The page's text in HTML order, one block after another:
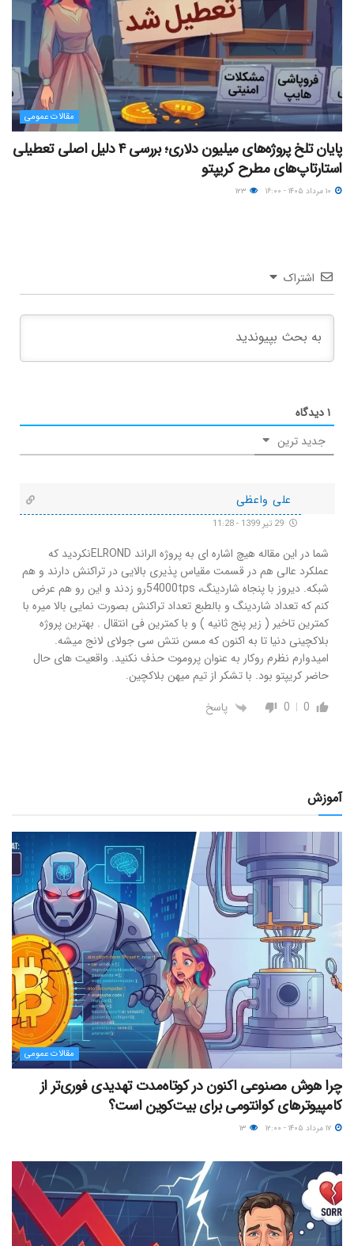
مقالات عمومی
پایان تلخ پروژه‌های میلیون دلاری؛ بررسی ۴ دلیل اصلی تعطیلی
استارتاپ‌های مطرح کریپتو
اشتراک
۱دیدگاه
جدید ترین
علی واعظی
شما در این مقاله هیچ اشاره ای به پروژه الراند ELRONDنکردید که
عملکرد عالی هم در قسمت مقیاس پذیری بالایی در تراکنش دارند و هم
شبکه. دیروز با پنجاه شاردینگ، 54000tpsرو زدند و این رو هم عرض
کنم که تعداد شاردینگ و بالطبع تعداد تراکنش بصورت نمایی بالا میره با
کمترین تاخیر ( زیر پنج ثانیه ) و با کمترین فی انتقال . بهترین پروژه
بلاکچینی دنیا تا به اکنون که مسن نتش سی جولای لانج میشه.
امیدوارم نظرم روکار به عنوان پروموت حذف نکنید. واقعیت های حال
حاضر کریپتو بود. با تشکر از تیم میهن بلاکچین.
0
0 پاسخ
آموزش
مقالات عمومی
چرا هوش مصنوعی اکنون در کوتاه‌مدت تهدیدی فوری‌تر از
کامپیوترهای کوانتومی برای بیت‌کوین است؟